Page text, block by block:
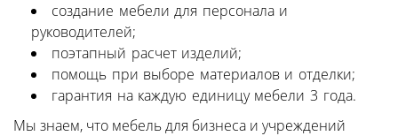
создание мебели для персонала и
руководителей;
поэтапный расчет изделий;
помощь при выборе материалов и отделки;
гарантия на каждую единицу мебели 3 года.
Мы знаем, что мебель для бизнеса и учреждений